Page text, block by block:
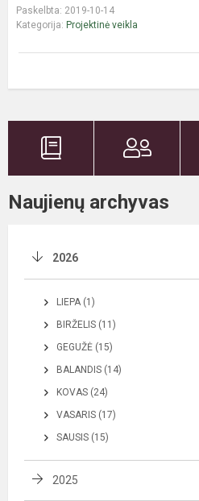
Paskelbta: 2019-10-14
Kategorija: Projektinė veikla
Naujienų archyvas
2026
LIEPA (1)
BIRŽELIS (11)
GEGUŽĖ (15)
BALANDIS (14)
KOVAS (24)
VASARIS (17)
SAUSIS (15)
2025